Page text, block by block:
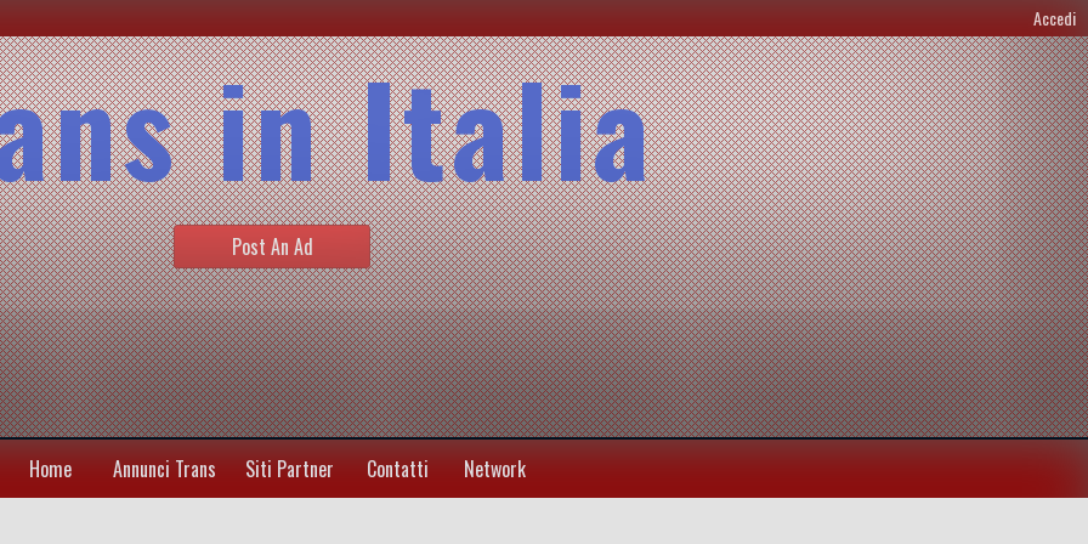
Accedi
in Italia
Post An Ad
Home Annunci Trans Siti Partner Contatti Network